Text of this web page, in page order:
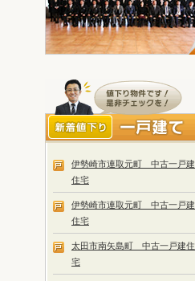
伊勢崎市連取元町 中古一戸建
住宅
伊勢崎市連取元町 中古一戸建
住宅
太田市南矢島町 中古一戸建住
宅